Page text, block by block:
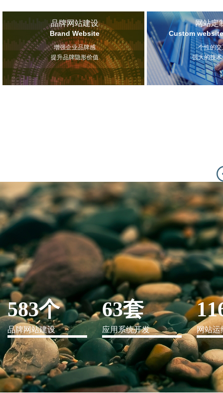
品牌网站建设
Brand Website
增强企业品牌感
提升品牌隐形价值
网站定
Custom
个性的
强大的技
IT行业解决方案
信息爆炸时代，信息传递是否做到更新、更全、更
快
583个
品牌网站建设
63套
应用系统开发 网站运